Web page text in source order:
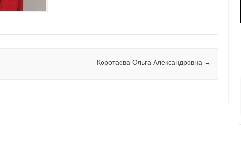
Коротаева Ольга Александровна →